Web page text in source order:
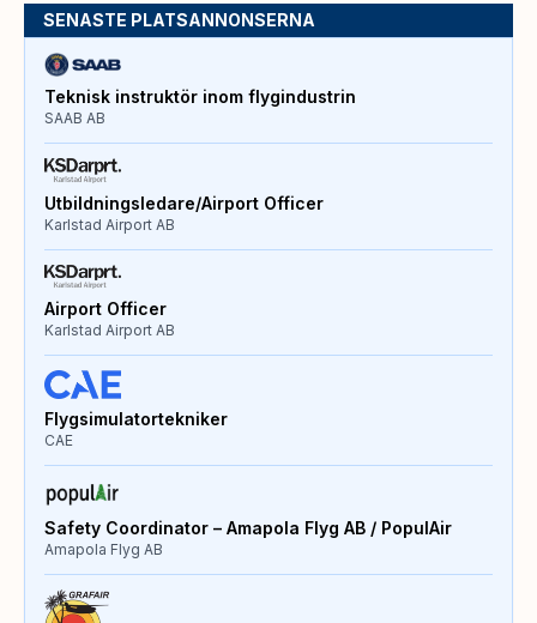
SENASTE PLATSANNONSERNA
Teknisk instruktör inom flygindustrin
SAAB AB
Utbildningsledare/Airport Officer
Karlstad Airport AB
Airport Officer
Karlstad Airport AB
Flygsimulatortekniker
CAE
Safety Coordinator – Amapola Flyg AB / PopulAir
Amapola Flyg AB